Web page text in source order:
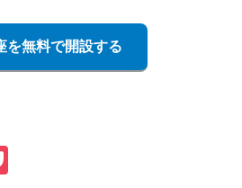
を無料で開設する